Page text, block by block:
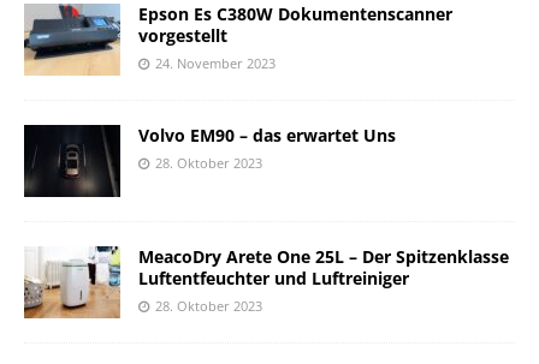
Epson Es C380W Dokumentenscanner
vorgestellt
24. November 2023
Volvo EM90 – das erwartet Uns
28. Oktober 2023
MeacoDry Arete One 25L – Der Spitzenklasse
Luftentfeuchter und Luftreiniger
28. Oktober 2023